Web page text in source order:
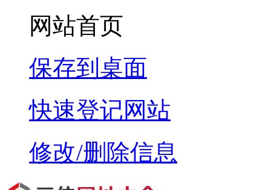
网站首页
保存到桌面
快速登记网站
修改/删除信息